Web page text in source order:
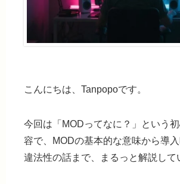
こんにちは、Tanpopoです。
今回は「MODってなに？」という
容で、MODの基本的な意味から導入
違法性の話まで、まるっと解説して